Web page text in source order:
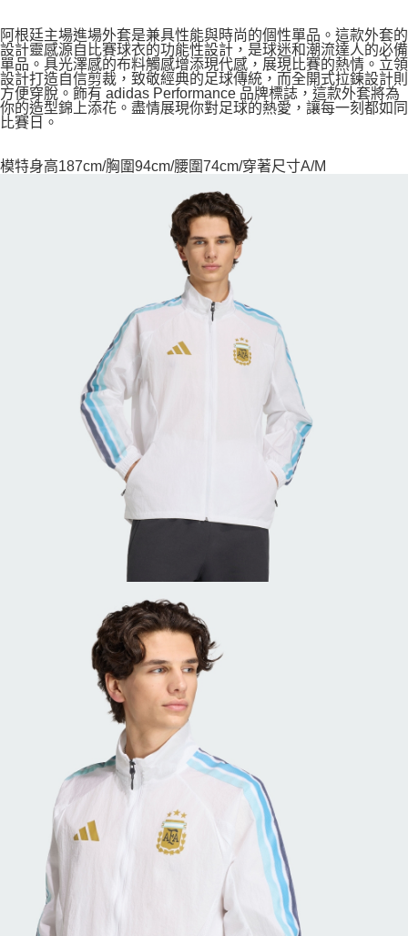
阿根廷主場進場外套是兼具性能與時尚的個性單品。這款外套的
設計靈感源自比賽球衣的功能性設計，是球迷和潮流達人的必備
單品。具光澤感的布料觸感增添現代感，展現比賽的熱情。立領
設計打造自信剪裁，致敬經典的足球傳統，而全開式拉鍊設計則
方便穿脫。飾有 adidas Performance 品牌標誌，這款外套將為
你的造型錦上添花。盡情展現你對足球的熱愛，讓每一刻都如同
比賽日。
模特身高187cm/胸圍94cm/腰圍74cm/穿著尺寸A/M